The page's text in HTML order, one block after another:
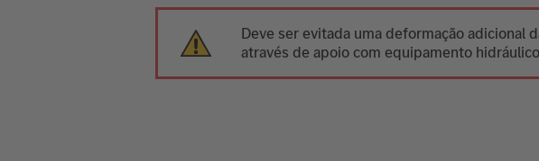
Deve ser evitada uma deformação adicional
através de apoio com equipamento